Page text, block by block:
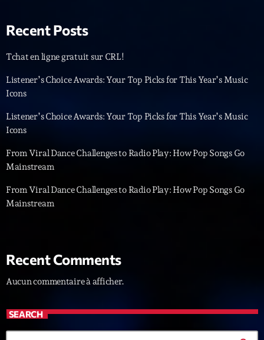
News CRL
Politics
Radar
Releases
Sports
HOT TRACKS
Recent Posts
Tchat en ligne gratuit sur CRL!
Listener’s Choice Awards: Your Top Picks for This Year’s Music
Icons
Listener’s Choice Awards: Your Top Picks for This Year’s Music
Icons
From Viral Dance Challenges to Radio Play: How Pop Songs Go
Mainstream
From Viral Dance Challenges to Radio Play: How Pop Songs Go
Mainstream
Recent Comments
Aucun commentaire à afficher.
SEARCH